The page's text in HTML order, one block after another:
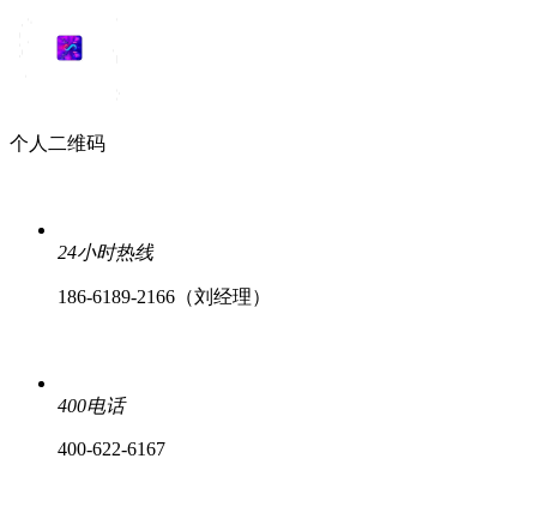
个人二维码
24小时热线
186-6189-2166（刘经理）
400电话
400-622-6167